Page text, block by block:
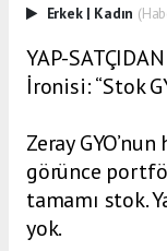
Erkek | Kadın
YAP-
İronisi: “Stok
Zeray
görünce
tamamı stok.
yok.